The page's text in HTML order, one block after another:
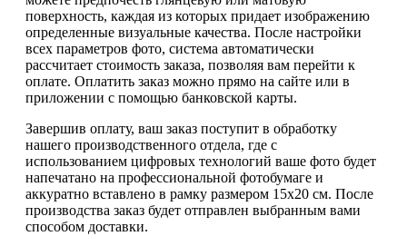
поверхность, каждая из которых придает изображению
определенные визуальные качества. После настройки
всех параметров фото, система автоматически
рассчитает стоимость заказа, позволяя вам перейти к
оплате. Оплатить заказ можно прямо на сайте или в
приложении с помощью банковской карты.
Завершив оплату, ваш заказ поступит в обработку
нашего производственного отдела, где с
использованием цифровых технологий ваше фото будет
напечатано на профессиональной фотобумаге и
аккуратно вставлено в рамку размером 15х20 см. После
производства заказ будет отправлен выбранным вами
способом доставки.